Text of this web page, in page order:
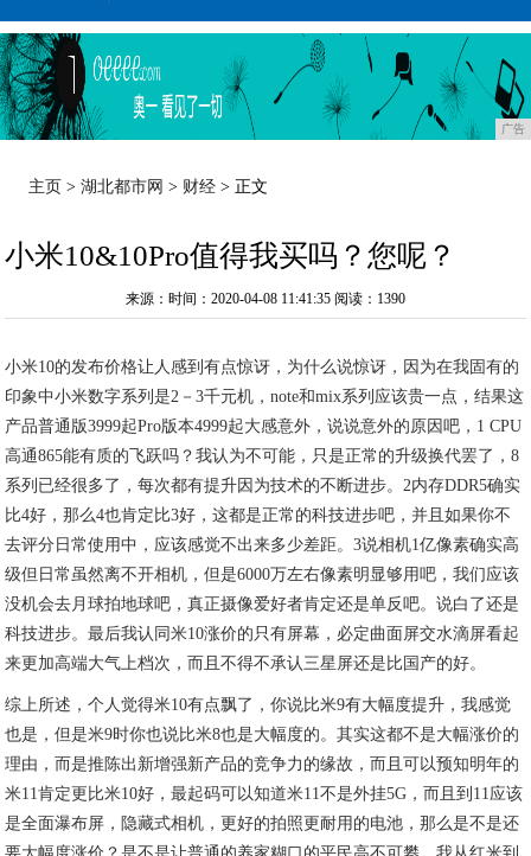
广告
主页 >湖北都市网 > 财经 > 正文
小米10&10Pro值得我买吗？您呢？
来源：时间：2020-04-08 11:41:35 阅读：1390
小米10的发布价格让人感到有点惊讶，为什么说惊讶，因为在我固有的
印象中小米数字系列是2－3千元机，note和mix系列应该贵一点，结果这
产品普通版3999起Pro版本4999起大感意外，说说意外的原因吧，1 CPU
高通865能有质的飞跃吗？我认为不可能，只是正常的升级换代罢了，8
系列已经很多了，每次都有提升因为技术的不断进步。2内存DDR5确实
比4好，那么4也肯定比3好，这都是正常的科技进步吧，并且如果你不
去评分日常使用中，应该感觉不出来多少差距。3说相机1亿像素确实高
级但日常虽然离不开相机，但是6000万左右像素明显够用吧，我们应该
没机会去月球拍地球吧，真正摄像爱好者肯定还是单反吧。说白了还是
科技进步。最后我认同米10涨价的只有屏幕，必定曲面屏交水滴屏看起
来更加高端大气上档次，而且不得不承认三星屏还是比国产的好。
综上所述，个人觉得米10有点飘了，你说比米9有大幅度提升，我感觉
也是，但是米9时你也说比米8也是大幅度的。其实这都不是大幅涨价的
理由，而是推陈出新增强新产品的竞争力的缘故，而且可以预知明年的
米11肯定更比米10好，最起码可以知道米11不是外挂5G，而且到11应该
是全面瀑布屏，隐藏式相机，更好的拍照更耐用的电池，那么是不是还